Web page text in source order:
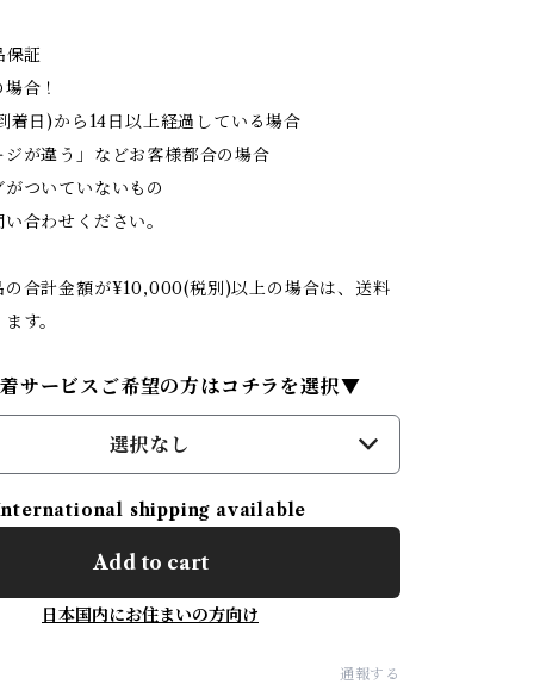
証
合！
日)から14日以上経過している場合
が違う」などお客様都合の場合
ついていないもの
合わせください。
合計金額が¥10,000(税別)以上の場合は、送料
す。
サービスご希望の方はコチラを選択▼
選択なし
shipping available
Add to cart
日本国内にお住まいの方向け
通報する